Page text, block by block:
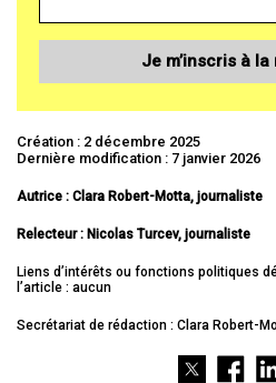
Je m’inscris à
Création : 2 décembre 2025
Dernière modification : 7 janvier 2026
Autrice : Clara Robert-Motta, journaliste
Relecteur : Nicolas Turcev, journaliste
Liens d’intérêts ou fonctions politiques
l’article : aucun
Secrétariat de rédaction : Clara Robert-